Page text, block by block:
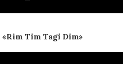
«Rim Tim Tagi Dim»